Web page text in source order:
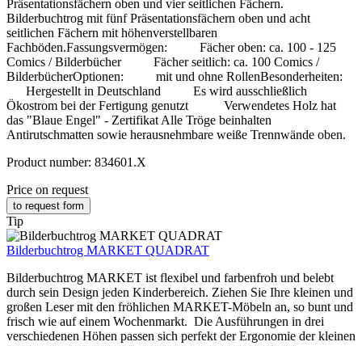
Präsentationsfächern oben und vier seitlichen Fächern.
Bilderbuchtrog mit fünf Präsentationsfächern oben und acht
seitlichen Fächern mit höhenverstellbaren
Fachböden.Fassungsvermögen: Fächer oben: ca. 100 - 125
Comics / Bilderbücher Fächer seitlich: ca. 100 Comics /
BilderbücherOptionen: mit und ohne RollenBesonderheiten:
Hergestellt in Deutschland Es wird ausschließlich
Ökostrom bei der Fertigung genutzt Verwendetes Holz hat
das "Blaue Engel" - Zertifikat Alle Tröge beinhalten
Antirutschmatten sowie herausnehmbare weiße Trennwände oben.
Product number: 834601.X
Price on request
to request form
Tip
Bilderbuchtrog MARKET QUADRAT
Bilderbuchtrog MARKET ist flexibel und farbenfroh und belebt
durch sein Design jeden Kinderbereich. Ziehen Sie Ihre kleinen und
großen Leser mit den fröhlichen MARKET-Möbeln an, so bunt und
frisch wie auf einem Wochenmarkt. Die Ausführungen in drei
verschiedenen Höhen passen sich perfekt der Ergonomie der kleinen